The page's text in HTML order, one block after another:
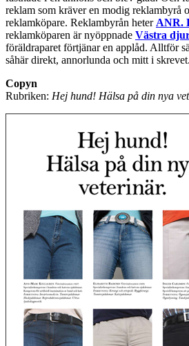
reklam som kräver en modig reklambyrå
reklamköpare. Reklambyrån heterANR.
reklamköparen är nyöppnade Västra
föräldraparet förtjänar en applåd. Alltför
såhär direkt, annorlunda och mitt i skrevet.
Copyn
Rubriken: Hej hund! Hälsa på din nya